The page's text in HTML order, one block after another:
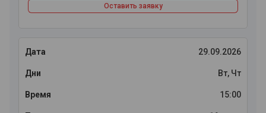
Оставить заявку
29.09.2026
Вт, Чт
15:00